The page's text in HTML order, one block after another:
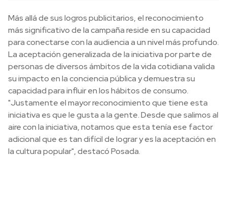
Más allá de sus logros publicitarios, el reconocimiento
más significativo de la campaña reside en su capacidad
para conectarse con la audiencia a un nivel más profundo.
La aceptación generalizada de la iniciativa por parte de
personas de diversos ámbitos de la vida cotidiana valida
su impacto en la conciencia pública y demuestra su
capacidad para influir en los hábitos de consumo.
"Justamente el mayor reconocimiento que tiene esta
iniciativa es que le gusta a la gente. Desde que salimos al
aire con la iniciativa, notamos que esta tenía ese factor
adicional que es tan difícil de lograr y es la aceptación en
la cultura popular", destacó Posada.